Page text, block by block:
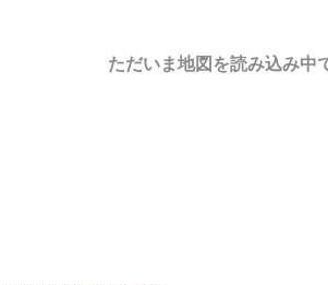
ただいま地図を読み込み中